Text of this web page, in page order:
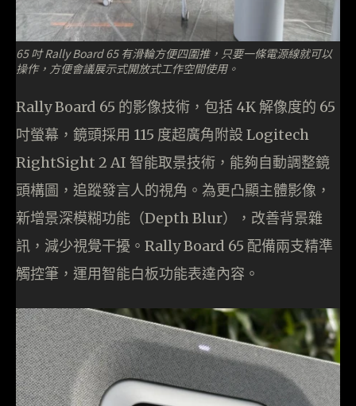
65 吋 Rally Board 65 有滑輪方便四圍推，只要一條電源線就可以
操作，方便會議展示式開放式工作空間使用。
Rally Board 65 的影像技術，包括 4K 解像度的 65
吋螢幕，鏡頭採用 115 度超廣角附設 Logitech
RightSight 2 AI 智能取景技術，能夠自動調整鏡
頭構圖，追蹤發言人的視角。為更凸顯主體影像，
新增景深模糊功能（Depth Blur），改善背景雜
訊，減少視覺干擾。Rally Board 65 配備兩支精準
觸控筆，運用智能白板功能表達內容。